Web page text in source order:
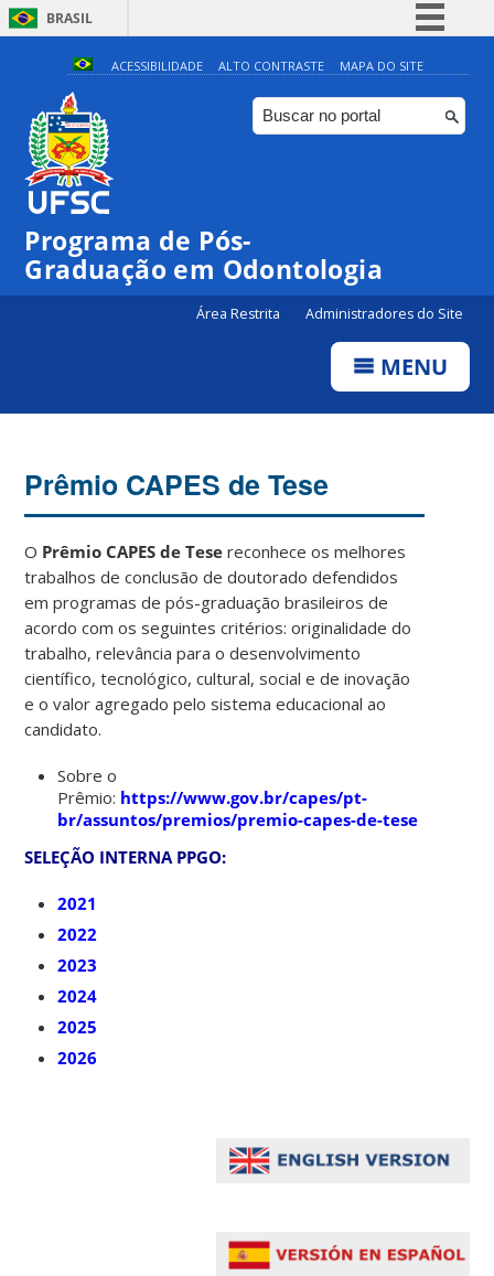
BRASIL
Simplifique!
Comunica BR
Participe
ACESSIBILIDADE ALTO CONTRASTE MAPA DO SITE
Programa de Pós-
Graduação em Odontologia
Área Restrita Administradores do Site
MENU
Prêmio CAPES de Tese
O Prêmio CAPES de Tese reconhece os melhores
trabalhos de conclusão de doutorado defendidos
em programas de pós-graduação brasileiros de
acordo com os seguintes critérios: originalidade do
trabalho, relevância para o desenvolvimento
científico, tecnológico, cultural, social e de inovação
e o valor agregado pelo sistema educacional ao
candidato.
Sobre o
Prêmio: https://www.gov.br/capes/pt-
br/assuntos/premios/premio-capes-de-tese
SELEÇÃO INTERNA PPGO:
2021
2022
2023
2024
2025
2026